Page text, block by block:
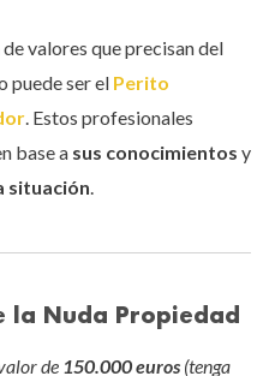
valores que precisan del
puede ser el Perito
. Estos profesionales
base a sus conocimientos y
situación
la Nuda Propiedad
de 150.000 euros (tenga